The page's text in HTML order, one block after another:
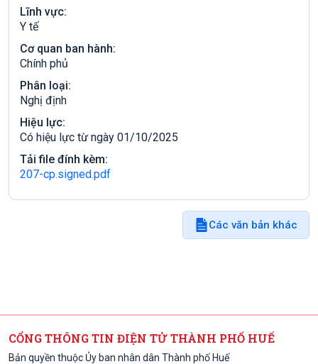
Lĩnh vực:
Y tế
Cơ quan ban hành:
Chính phủ
Phân loại:
Nghị định
Hiệu lực:
Có hiệu lực từ ngày 01/10/2025
Tải file đính kèm:
207-cp.signed.pdf
Các văn bản khác
CỔNG THÔNG TIN ĐIỆN TỬ THÀNH PHỐ HUẾ
Bản quyền thuộc Ủy ban nhân dân Thành phố Huế